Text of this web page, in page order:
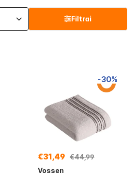
Filtrai
-30%
€31,49 €44,99
Vossen